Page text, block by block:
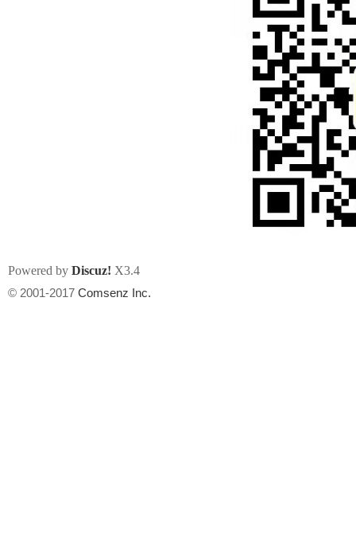
Powered by Discuz! X3.4
© 2001-2017 Comsenz Inc.